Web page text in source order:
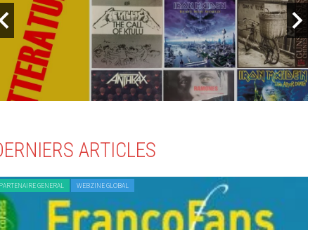
ARTICLES
GENERAL WEBZINE GLOBAL